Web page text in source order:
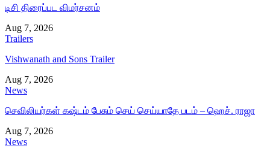
டிசி திரைப்பட விமர்சனம்
Aug 7, 2026
Trailers
Vishwanath and Sons Trailer
Aug 7, 2026
News
செவிலியர்கள் கஷ்டம் பேசும் செய் செய்யாதே படம் – ஹெச். ராஜா
Aug 7, 2026
News